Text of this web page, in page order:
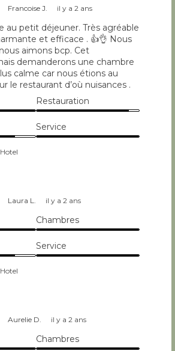
Francoise J. il y a 2 ans
au petit déjeuner. Très agréable
et efficace . 👍👌 Nous
aimons bcp. Cet
demanderons une chambre
calme car nous étions au
le restaurant d’où nuisances .
Restauration
Service
Laura L. il y a 2 ans
Chambres
Service
Aurelie D. il y a 2 ans
Chambres